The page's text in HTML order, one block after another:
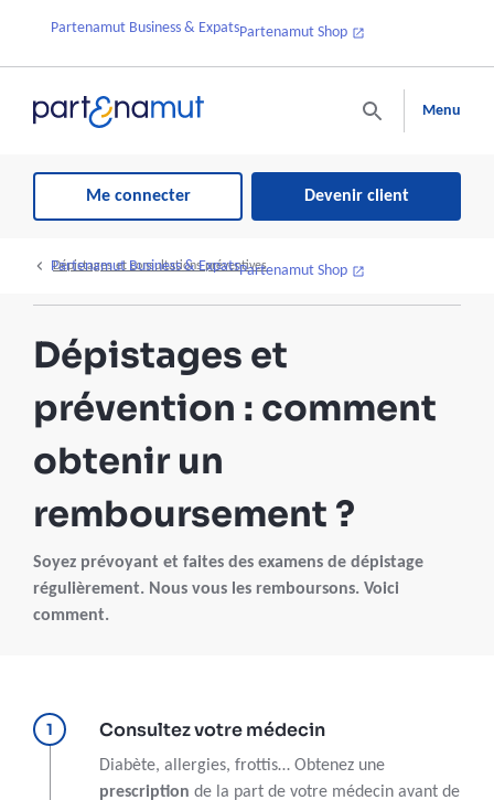
Partenamut Business & ExpatsPartenamut Shop
Menu
Me connecter Devenir client
Partenamut Business & ExpatsPartenamut Shop
Dépistages et consultations préventives
Dépistages et
prévention : comment
obtenir un
remboursement ?
Soyez prévoyant et faites des examens de dépistage
régulièrement. Nous vous les remboursons. Voici
comment.
Consultez votre médecin
Diabète, allergies, frottis… Obtenez une
prescription de la part de votre médecin avant de